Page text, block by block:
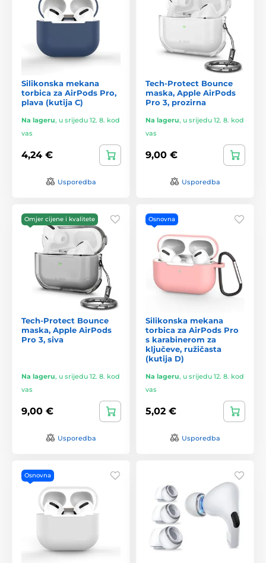
Silikonska mekana
torbica za AirPods Pro,
plava (kutija C)
Na lageru, u srijedu 12. 8. kod
vas
4,24 €
Usporedba
Tech-Protect Bounce
maska, Apple AirPods
Pro 3, prozirna
Na lageru, u srijedu 12. 8. kod
vas
9,00 €
Usporedba
Omjer cijene i kvalitete
Tech-Protect Bounce
maska, Apple AirPods
Pro 3, siva
Na lageru, u srijedu 12. 8. kod
vas
9,00 €
Usporedba
Osnovna
Silikonska mekana
torbica za AirPods Pro
s karabinerom za
ključeve, ružičasta
(kutija D)
Na lageru, u srijedu 12. 8. kod
vas
5,02 €
Usporedba
Osnovna